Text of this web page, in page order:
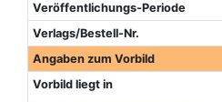
Veröffentlichungs-Periode
Verlags/Bestell-Nr.
Angaben zum Vorbild
Vorbild liegt in